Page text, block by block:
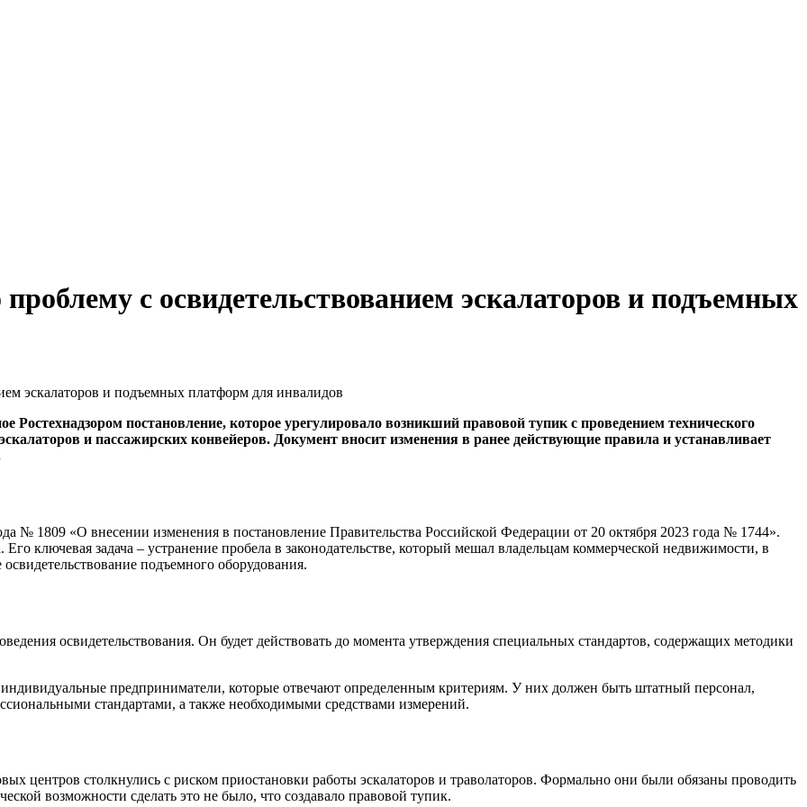
с освидетельствованием эскалаторов и подъемных
Ростехнадзором постановление, которое урегулировало возникший правовой тупик с проведением технического
и пассажирских конвейеров. Документ вносит изменения в ранее действующие правила и устанавливает
№ 1809 «О внесении изменения в постановление Правительства Российской Федерации от 20 октября 2023 года № 1744».
ключевая задача – устранение пробела в законодательстве, который мешал владельцам коммерческой недвижимости, в
подъемного оборудования.
освидетельствования. Он будет действовать до момента утверждения специальных стандартов, содержащих методики
предприниматели, которые отвечают определенным критериям. У них должен быть штатный персонал,
стандартами, а также необходимыми средствами измерений.
центров столкнулись с риском приостановки работы эскалаторов и траволаторов. Формально они были обязаны проводить
возможности сделать это не было, что создавало правовой тупик.